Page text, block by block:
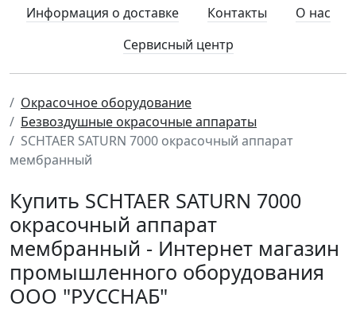
Информация о доставке Контакты
О нас
Сервисный центр
Окрасочное оборудование
Безвоздушные окрасочные аппараты
SCHTAER SATURN 7000 окрасочный аппарат
мембранный
Купить SCHTAER SATURN 7000
окрасочный аппарат
мембранный - Интернет магазин
промышленного оборудования
ООО "РУССНАБ"